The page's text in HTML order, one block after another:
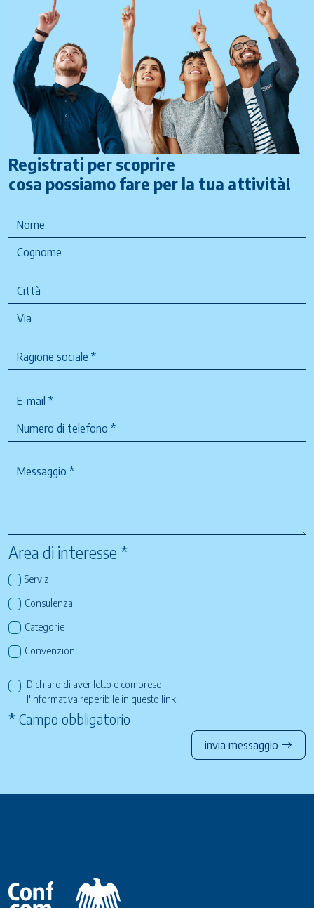
Registrati per scoprire
cosa possiamo fare per la tua attività!
Area di interesse *
Servizi
Consulenza
Categorie
Convenzioni
Dichiaro di aver letto e compreso
l'informativa reperibile in questo link
* Campo obbligatorio
invia messaggio